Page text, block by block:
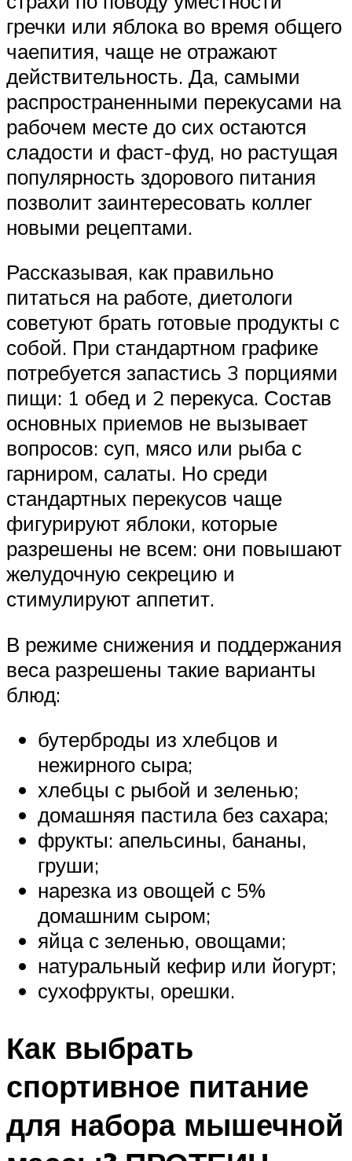
гречки или яблока во время общего
чаепития, чаще не отражают
действительность. Да, самыми
распространенными перекусами на
рабочем месте до сих остаются
сладости и фаст-фуд, но растущая
популярность здорового питания
позволит заинтересовать коллег
новыми рецептами.
Рассказывая, как правильно
питаться на работе, диетологи
советуют брать готовые продукты с
собой. При стандартном графике
потребуется запастись 3 порциями
пищи: 1 обед и 2 перекуса. Состав
основных приемов не вызывает
вопросов: суп, мясо или рыба с
гарниром, салаты. Но среди
стандартных перекусов чаще
фигурируют яблоки, которые
разрешены не всем: они повышают
желудочную секрецию и
стимулируют аппетит.
В режиме снижения и поддержания
веса разрешены такие варианты
блюд:
бутерброды из хлебцов и
нежирного сыра;
хлебцы с рыбой и зеленью;
домашняя пастила без сахара;
фрукты: апельсины, бананы,
груши;
нарезка из овощей с 5%
домашним сыром;
яйца с зеленью, овощами;
натуральный кефир или йогурт;
сухофрукты, орешки.
Как выбрать
спортивное питание
для набора мышечной